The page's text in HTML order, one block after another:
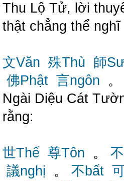
Thu Lộ Tử, lời
thật chẳng thể nghĩ
文Văn 殊Thù 師
佛Phật 言ngôn 。
Ngài Diệu Cát
rằng:
世Thế 尊Tôn 。
議nghị 。 不bất